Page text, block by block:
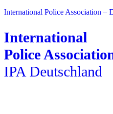
International Police Association –
International
Police
IPA Deutschland